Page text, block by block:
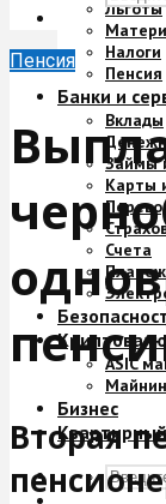
Льготы
Налоги
Пенсия
Банки и
Вклады
Займы
Карты
Счета
ASIC
Бизнес
Пенсия
Вторая